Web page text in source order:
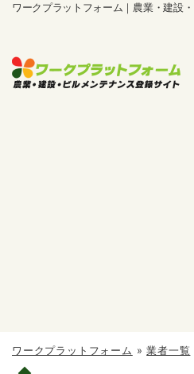
ワークプラットフォーム｜農業・建設
ワークプラットフォーム »業者一覧